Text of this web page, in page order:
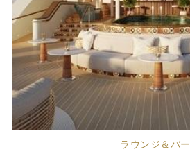
ラウンジ＆バー